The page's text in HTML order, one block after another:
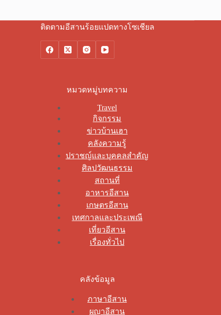
ติดตามอีสานร้อยแปดทางโซเชียล
หมวดหมู่บทความ
Travel
กิจกรรม
ข่าวบ้านเฮา
คลังความรู้
ปราชญ์และบุคคลสำคัญ
ศิลปวัฒนธรรม
สถานที่
อาหารอีสาน
เกษตรอีสาน
เทศกาลและประเพณี
เที่ยวอีสาน
เรื่องทั่วไป
คลังข้อมูล
ภาษาอีสาน
ผญาอีสาน